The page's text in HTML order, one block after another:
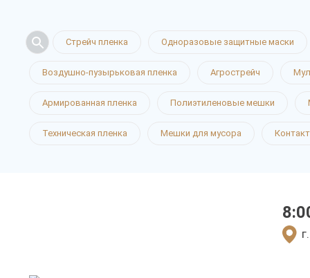
Стрейч пленка Одноразовые защитные маски
Воздушно-пузырьковая пленка Агрострейч
Армированная пленка Полиэтиленовые мешки
Техническая пленка Мешки для мусора
только приятные